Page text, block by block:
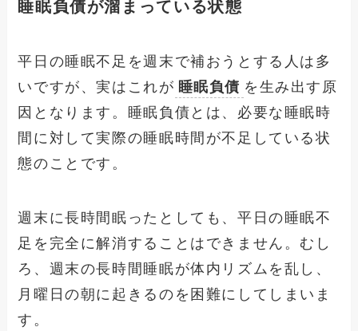
睡眠負債が溜まっている状態
平日の睡眠不足を週末で補おうとする人は多
いですが、実はこれが 睡眠負債 を生み出す原
因となります。睡眠負債とは、必要な睡眠時
間に対して実際の睡眠時間が不足している状
態のことです。
週末に長時間眠ったとしても、平日の睡眠不
足を完全に解消することはできません。むし
ろ、週末の長時間睡眠が体内リズムを乱し、
月曜日の朝に起きるのを困難にしてしまいま
す。